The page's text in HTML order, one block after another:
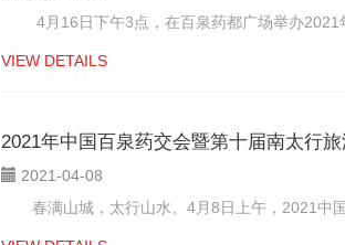
4月16日下午3点，在百泉药都广场举办2021
VIEW DETAILS
2021年中国百泉药交会暨第十届南太行
2021-04-08
春满山城，太行山水。4月8日上午，2021中国